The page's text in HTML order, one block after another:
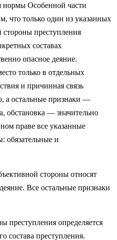
нормы Особенной части
что только один из указанных
преступления
составах
опасное деяние.
только в отдельных
и причинная связь
а остальные признаки —
обстановка — значительно
праве все указанные
обязательные и
стороны относят
Все остальные признаки
преступления определяется
состава преступления.